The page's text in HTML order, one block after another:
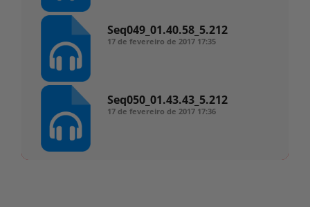
Seq049_01.40.58_5.212
17 de fevereiro de 2017 17:35
Seq050_01.43.43_5.212
17 de fevereiro de 2017 17:36